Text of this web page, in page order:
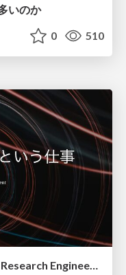
いのか
0 510
Research Engineerという仕事 / Research Engineering: Bridging Research and Business